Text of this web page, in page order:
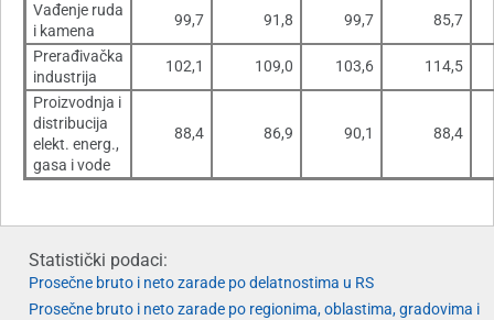
Vađenje ruda
i kamena
99,7 91,8 99,7 85,7
Prerađivačka
industrija
102,1 109,0 103,6 114,5
Proizvodnja i
distribucija
elekt. energ.,
gasa i vode
88,4 86,9 90,1 88,4
Statistički podaci:
Prosečne bruto i neto zarade po delatnostima u RS
Prosečne bruto i neto zarade po regionima, oblastima, gradovima i